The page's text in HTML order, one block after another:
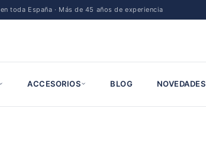
en toda España · Más de 45 años de experiencia
ACCESORIOS BLOG NOVEDADES